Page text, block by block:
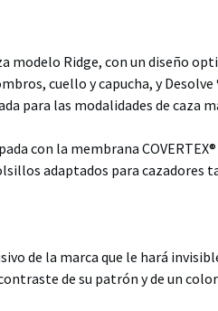
modelo Ridge, con un diseño
cuello y capucha, y
para las modalidades de caza
con la membrana
adaptados para cazadores
de la marca que le hará
de su patrón y de un